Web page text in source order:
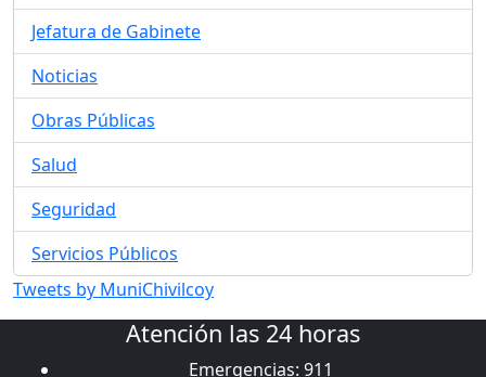
Jefatura de Gabinete
Noticias
Obras Públicas
Salud
Seguridad
Servicios Públicos
Tweets by MuniChivilcoy
Atención las 24 horas
Emergencias: 911